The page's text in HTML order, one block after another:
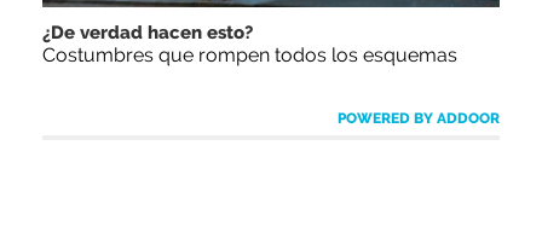
¿De verdad hacen esto?
Costumbres que rompen todos los esquemas
POWERED BY ADDOOR